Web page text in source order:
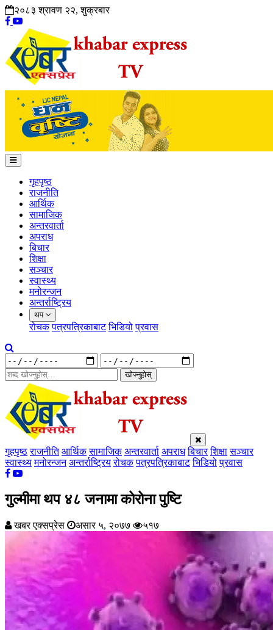
२०८३ श्रावण २२, शुक्रबार
गृहपृष्ठ
राजनीति
आर्थिक
सामाजिक
अन्तरवार्ता
अपराध
बिचार
शिक्षा
सञ्चार
स्वास्थ्य
मनोरन्जन
अन्तर्राष्ट्रिय
थप
रोचक पत्रपत्रिकाबाट भिडियो प्रवास
खोज्नुहोस्
गृहपृष्ठ राजनीति आर्थिक सामाजिक अन्तरवार्ता अपराध बिचार शिक्षा सञ्चार
स्वास्थ्य मनोरन्जन अन्तर्राष्ट्रिय रोचक पत्रपत्रिकाबाट भिडियो प्रवास
गुल्मीमा थप ४८ जनामा कोरोना पुष्टि
खबर एक्सप्रेस असार ५, २०७७ ५१७